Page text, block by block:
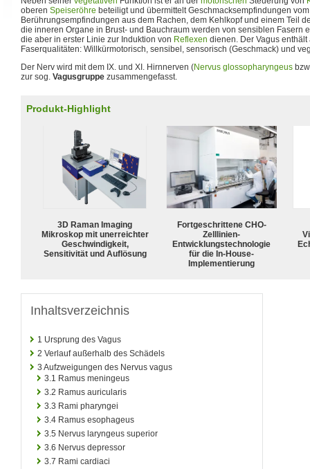
oberen Speiseröhre beteiligt und übermittelt Geschmacksempfindungen
Berührungsempfindungen aus dem Rachen, dem Kehlkopf und einem Teil
die inneren Organe in Brust- und Bauchraum werden von sensiblen Fasern
die aber in erster Linie zur Induktion von Reflexen dienen. Der Vagus
Faserqualitäten: Willkürmotorisch, sensibel, sensorisch (Geschmack) und
Der Nerv wird mit dem IX. und XI. Hirnnerven (Nervus glossopharyngeus
zur sog. Vagusgruppe zusammengefasst.
Produkt-Highlight
3D Raman Imaging
Mikroskop mit unerreichter
Geschwindigkeit,
Sensitivität und Auflösung
Fortgeschrittene CHO-
Zelllinien-
Entwicklungstechnologie
für die In-House-
Implementierung
Inhaltsverzeichnis
1 Ursprung des Vagus
2 Verlauf außerhalb des Schädels
3 Aufzweigungen des Nervus vagus
3.1 Ramus meningeus
3.2 Ramus auricularis
3.3 Rami pharyngei
3.4 Ramus esophageus
3.5 Nervus laryngeus superior
3.6 Nervus depressor
3.7 Rami cardiaci